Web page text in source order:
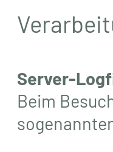
Server-
Beim